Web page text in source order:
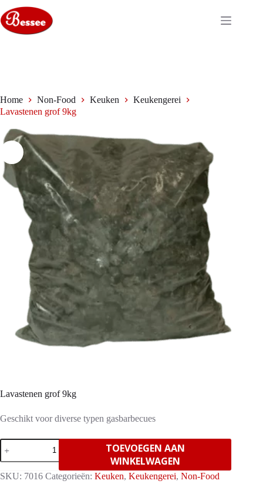
naar
de
inhoud
Home Non-Food Keuken
Keukengerei
Lavastenen grof 9kg
Lavastenen grof 9kg
Geschikt voor diverse typen gasbarbecues
Lavastenen
grof
9kg
aantal
TOEVOEGEN AAN
WINKELWAGEN
SKU: 7016 Categorieën: Keuken, Keukengerei, Non-Food